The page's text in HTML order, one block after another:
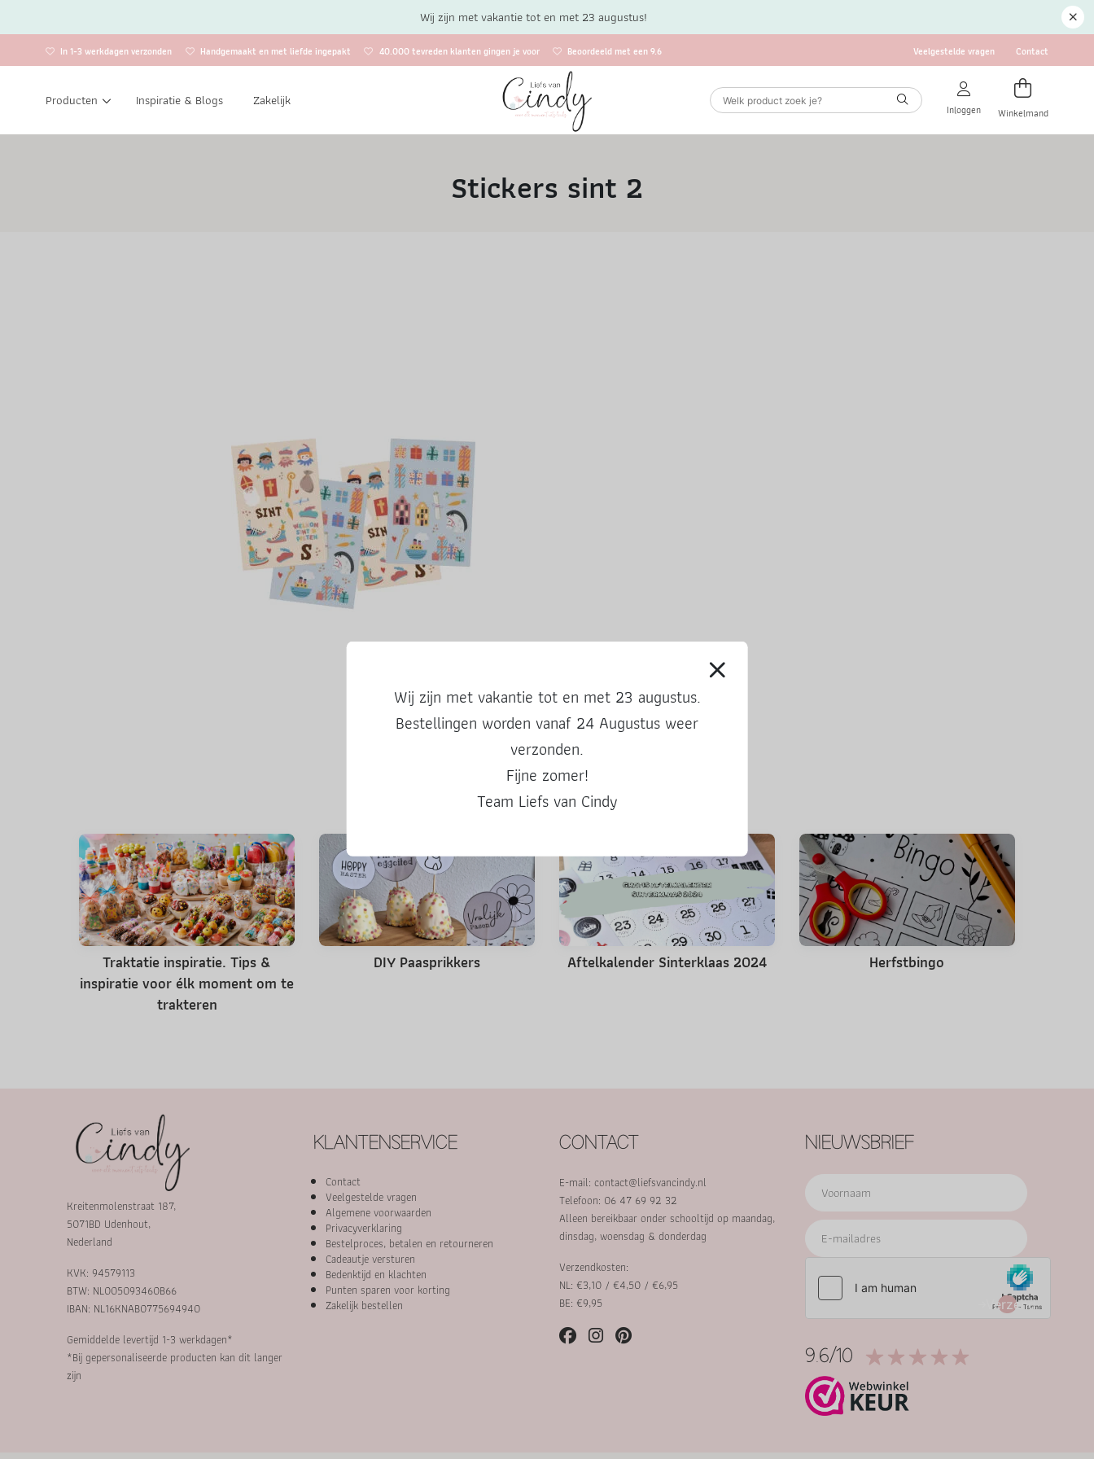
In 1-3 werkdagen verzonden Handgemaakt en met liefde ingepakt 40.000 tevreden klanten gingen je voor Beoordeeld met een 9.6 Veelgestelde vragen Contact
Producten Inspiratie & Blogs Zakelijk Inloggen Winkelmand
Stickers sint 2
Misschien ook leuk
Traktatie inspiratie. Tips &
inspiratie voor élk moment om te
trakteren
DIY Paasprikkers Aftelkalender Sinterklaas 2024 Herfstbingo
Wij zijn met vakantie tot en met 23 augustus!
Wij zijn met vakantie tot en met 23 augustus.
Bestellingen worden vanaf 24 Augustus weer
verzonden.
Fijne zomer!
Team Liefs van Cindy
Kreitenmolenstraat 187,
5071BD Udenhout,
Nederland
KVK: 94579113
BTW: NL005093460B66
IBAN: NL16KNAB0775694940
Gemiddelde levertijd 1-3 werkdagen*
*Bij gepersonaliseerde producten kan dit langer
zijn
KLANTENSERVICE
Contact
Veelgestelde vragen
Algemene voorwaarden
Privacyverklaring
Bestelproces, betalen en retourneren
Cadeautje versturen
Bedenktijd en klachten
Punten sparen voor korting
Zakelijk bestellen
CONTACT
E-mail: contact@liefsvancindy.nl
Telefoon: 06 47 69 92 32
Alleen bereikbaar onder schooltijd op maandag,
dinsdag, woensdag & donderdag
Verzendkosten:
NL: €3,10 / €4,50 / €6,95
BE: €9,95
NIEUWSBRIEF
Verzend
9.6/10